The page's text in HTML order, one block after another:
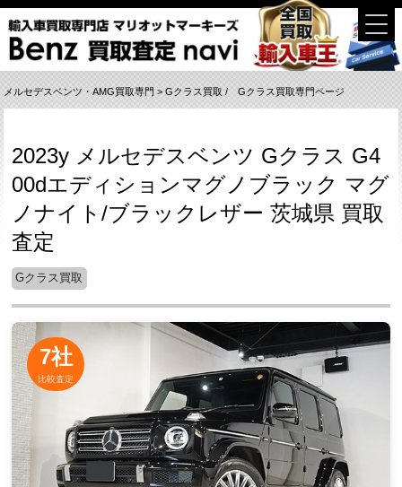
メルセデスベンツ・AMG買取専門 >Gクラス買取 /Gクラス買取専門ページ
2023y メルセデスベンツ Gクラス G4
00dエディションマグノブラック マグ
ノナイト/ブラックレザー 茨城県 買取
査定
Gクラス買取
7社
比較査定